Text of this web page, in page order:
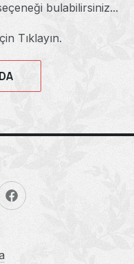
bulabilirsiniz...
Tıklayın.
Window
New Window